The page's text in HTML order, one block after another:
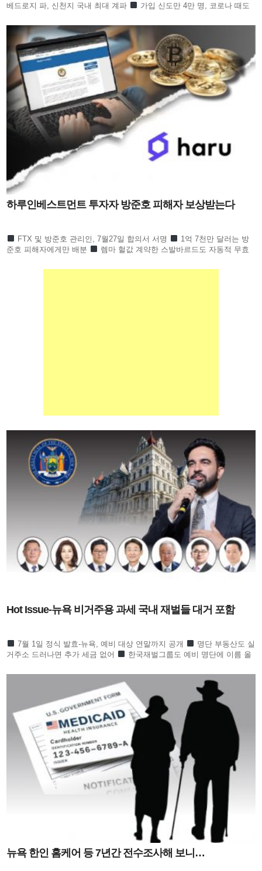
베드로지 파, 신천지 국내 최대 계파
가입 신도만 4만 명, 코로나 때도
하루인베스트먼트 투자자 방준호 피해자 보상받는다
FTX 및 방준호 관리인, 7월27일 합의서 서명
1억 7천만 달러는 방
준호 피해자에게만 배분
렘마 헐값 계약한 스발바르드도 자동적 무효
Hot Issue-뉴욕 비거주용 과세 국내 재벌들 대거 포함
7월 1일 정식 발효-뉴욕, 예비 대상 연말까지 공개
명단 부동산도 실
거주소 드러나면 추가 세금 없어
한국재벌그룹도 예비 명단에 이름 올
뉴욕 한인 홈케어 등 7년간 전수조사해 보니…